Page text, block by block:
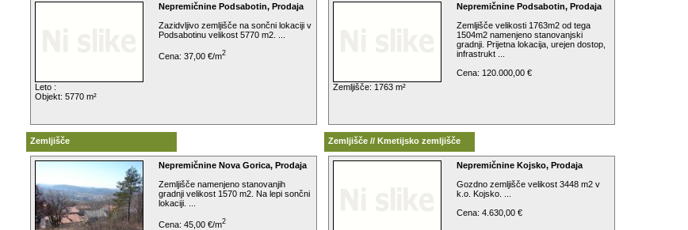
Leto :
Objekt: 5770 m²
Nepremičnine Podsabotin, Prodaja
Zazidvljivo zemljišče na sončni lokaciji v
Podsabotinu velikost 5770 m2. ...
Cena: 37,00 €/m2
Zemljišče: 1763 m²
Nepremičnine Podsabotin, Prodaja
Zemljišče velikosti 1763m2 od tega
1504m2 namenjeno stanovanjski
gradnji. Prijetna lokacija, urejen dostop,
infrastrukt ...
Cena: 120.000,00 €
Zemljišče
Nepremičnine Nova Gorica, Prodaja
Zemljišče namenjeno stanovanjih
gradnji velikost 1570 m2. Na lepi sončni
lokaciji. ...
Cena: 45,00 €/m2
Zemljišče // Kmetijsko zemljišče
Nepremičnine Kojsko, Prodaja
Gozdno zemljišče velikost 3448 m2 v
k.o. Kojsko. ...
Cena: 4.630,00 €